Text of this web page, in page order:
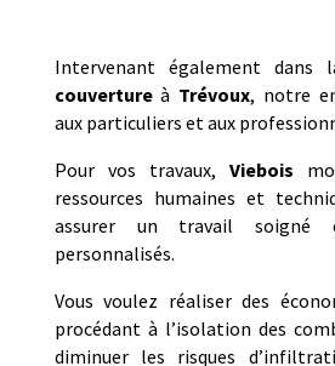
Intervenant également dans
couvertureà Trévoux, notre
aux particuliers et aux
Pour vos travaux, Viebois
ressources humaines et
assurer un travail soigné
personnalisés.
Vous voulez réaliser des
procédant à l’isolation des
diminuer les risques